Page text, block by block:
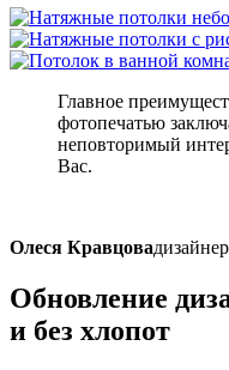
Главное
фотопечатью
неповторимый
Вас.
Олеся Кравцова
Обновление
и без хлопот